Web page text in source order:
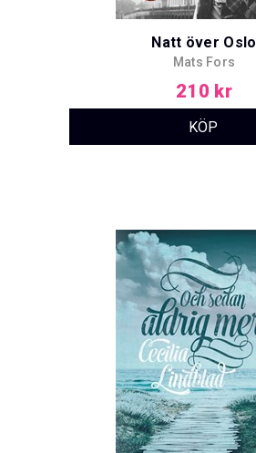
Natt över Oslo
Mats Fors
210 kr